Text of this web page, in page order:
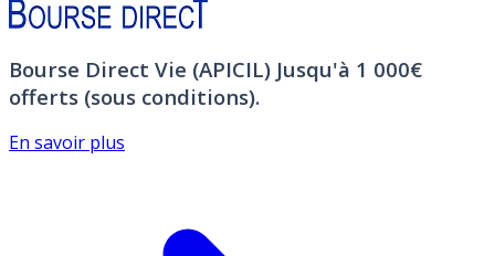
Bourse Direct Vie (APICIL) Jusqu'à 1 000€
offerts (sous conditions).
En savoir plus